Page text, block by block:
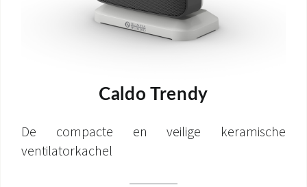
Caldo Trendy
De compacte en veilige keramische
ventilatorkachel